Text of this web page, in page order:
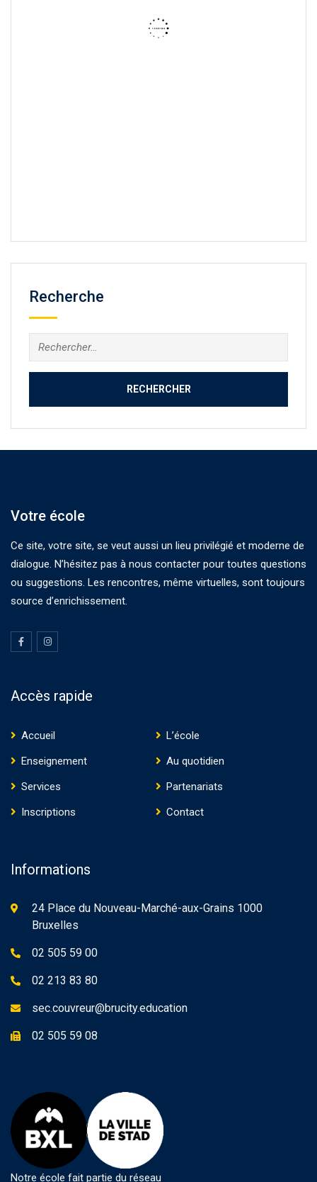
Recherche
Rechercher :
Votre école
Ce site, votre site, se veut aussi un lieu privilégié et moderne de
dialogue. N’hésitez pas à nous contacter pour toutes questions
ou suggestions. Les rencontres, même virtuelles, sont toujours
source d’enrichissement.
Accès rapide
Accueil
L’école
Enseignement
Au quotidien
Services
Partenariats
Inscriptions
Contact
Informations
24 Place du Nouveau-Marché-aux-Grains 1000
Bruxelles
02 505 59 00
02 213 83 80
sec.couvreur@brucity.education
02 505 59 08
Notre école fait partie du réseau